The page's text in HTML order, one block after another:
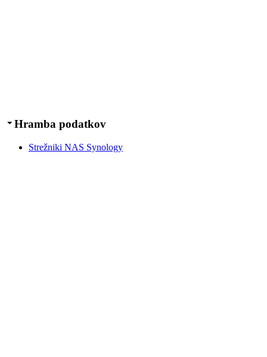
Hramba podatkov
Strežniki NAS Synology